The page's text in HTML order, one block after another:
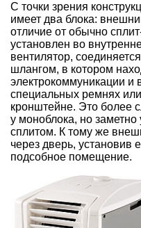
С точки зрения
имеет два блока:
отличие от обычно
установлен во
вентилятор,
шлангом, в котором
электрокоммуникации и
специальных ремнях
кронштейне. Это более
у моноблока, но
сплитом. К тому же
через дверь, установив
подсобное помещение.